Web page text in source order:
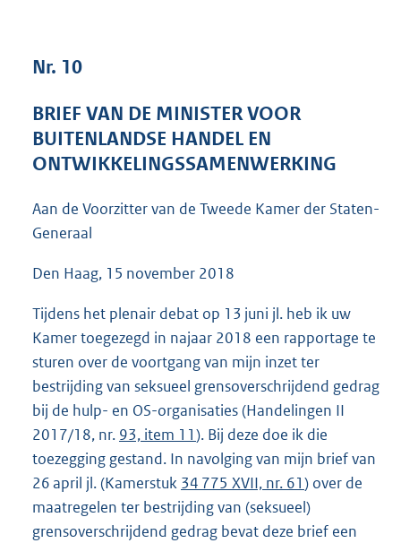
K
b
Nr. 10
BRIEF VAN DE MINISTER VOOR
BUITENLANDSE HANDEL EN
ONTWIKKELINGSSAMENWERKING
Aan de Voorzitter van de Tweede Kamer der Staten-
Generaal
Den Haag, 15 november 2018
Tijdens het plenair debat op 13 juni jl. heb ik uw
Kamer toegezegd in najaar 2018 een rapportage te
sturen over de voortgang van mijn inzet ter
bestrijding van seksueel grensoverschrijdend gedrag
bij de hulp- en OS-organisaties (Handelingen II
2017/18, nr. 93, item 11). Bij deze doe ik die
toezegging gestand. In navolging van mijn brief van
26 april jl. (Kamerstuk 34 775 XVII, nr. 61) over de
maatregelen ter bestrijding van (seksueel)
grensoverschrijdend gedrag bevat deze brief een